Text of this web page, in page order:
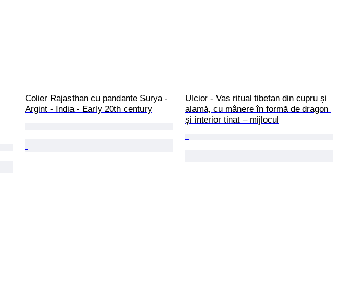
Colier Rajasthan cu pandante Surya -
Argint - India - Early 20th century
Ulcior - Vas ritual tibetan din cupru și
alamă, cu mânere în formă de dragon
și interior tinat – mijlocul